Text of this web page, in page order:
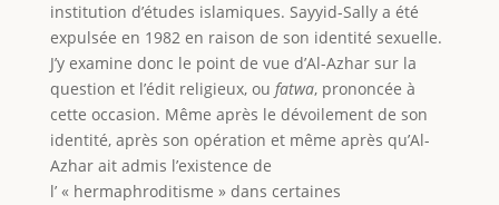
institution d’études islamiques. Sayyid-Sally a été
expulsée en 1982 en raison de son identité sexuelle.
J’y examine donc le point de vue d’Al-Azhar sur la
question et l’édit religieux, ou fatwa, prononcée à
cette occasion. Même après le dévoilement de son
identité, après son opération et même après qu’Al-
Azhar ait admis l’existence de
l’ « hermaphroditisme » dans certaines